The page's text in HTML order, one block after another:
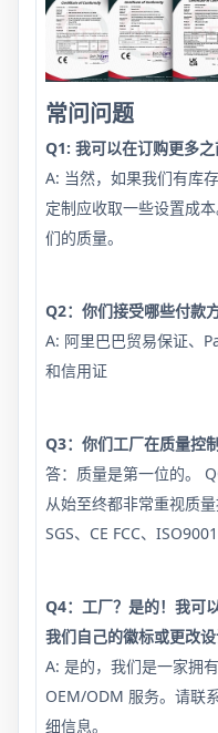
常问问题
Q1: 我可以在订购更多之
A: 当然，如果我们有库
定制应收取一些设置成
们的质量。
Q2：你们接受哪些付款
A: 阿里巴巴贸易保证、
和信用证
Q3：你们工厂在质量控
答：质量是第一位的。
从始至终都非常重视质
SGS、CE FCC、
Q4：工厂？是的！我可
我们自己的徽标或更改设
A: 是的，我们是一家拥
OEM/ODM 服务。请联
细信息。